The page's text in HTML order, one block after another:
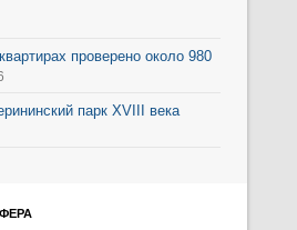
проверено около 980
парк XVIII века